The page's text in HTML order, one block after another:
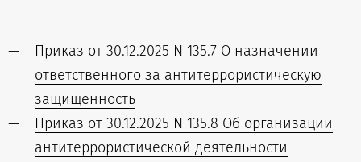
Приказ от 30.12.2025 N 135.7 О назначении
ответственного за антитеррористическую
защищенность
Приказ от 30.12.2025 N 135.8 Об организации
антитеррористической деятельности